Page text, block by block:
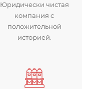
Юридически чистая
компания с
положительной
историей.